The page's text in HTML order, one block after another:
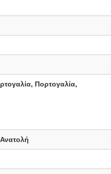
Πορτογαλία,